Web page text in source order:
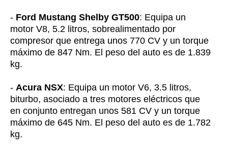
- Ford Mustang Shelby GT500: Equipa un
motor V8, 5.2 litros, sobrealimentado por
compresor que entrega unos 770 CV y un torque
máximo de 847 Nm. El peso del auto es de 1.839
kg.
- Acura NSX: Equipa un motor V6, 3.5 litros,
biturbo, asociado a tres motores eléctricos que
en conjunto entregan unos 581 CV y un torque
máximo de 645 Nm. El peso del auto es de 1.782
kg.